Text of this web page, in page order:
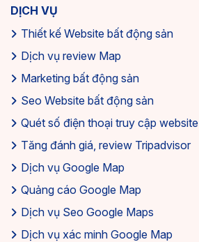
DỊCH VỤ
Thiết kế Website bất động sản
Dịch vụ review Map
Marketing bất động sản
Seo Website bất động sản
Quét số điện thoại truy cập website
Tăng đánh giá, review Tripadvisor
Dịch vụ Google Map
Quảng cáo Google Map
Dịch vụ Seo Google Maps
Dịch vụ xác minh Google Map